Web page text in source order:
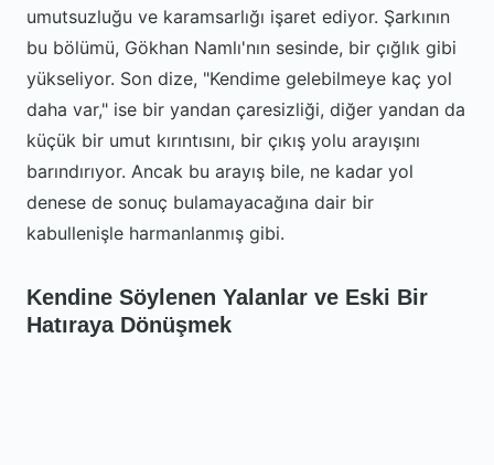
umutsuzluğu ve karamsarlığı işaret ediyor. Şarkının
bu bölümü, Gökhan Namlı'nın sesinde, bir çığlık gibi
yükseliyor. Son dize, "Kendime gelebilmeye kaç yol
daha var," ise bir yandan çaresizliği, diğer yandan da
küçük bir umut kırıntısını, bir çıkış yolu arayışını
barındırıyor. Ancak bu arayış bile, ne kadar yol
denese de sonuç bulamayacağına dair bir
kabullenişle harmanlanmış gibi.
Kendine Söylenen Yalanlar ve Eski Bir
Hatıraya Dönüşmek